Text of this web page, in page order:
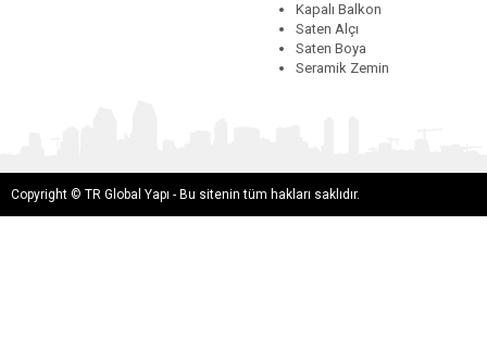
Kapalı Balkon
Saten Alçı
Saten Boya
Seramik Zemin
Copyright © TR Global Yapı - Bu sitenin tüm hakları saklıdır.